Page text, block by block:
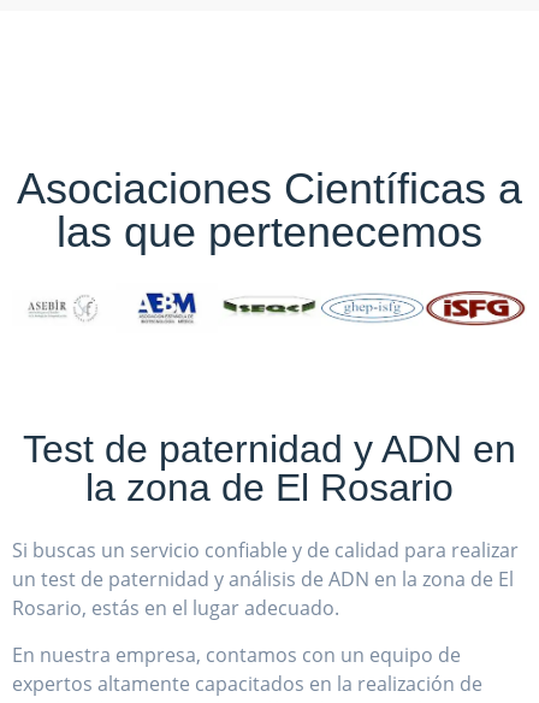
Si buscas un servicio confiable y de calidad para realizar
un test de paternidad y análisis de ADN en la zona de El
Rosario, estás en el lugar adecuado.
En nuestra empresa, contamos con un equipo de
expertos altamente capacitados en la realización de
pruebas de paternidad y análisis de ADN. Utilizamos
brindarte resultados confiables y precisos.